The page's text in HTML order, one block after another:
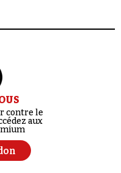
contre le
aux